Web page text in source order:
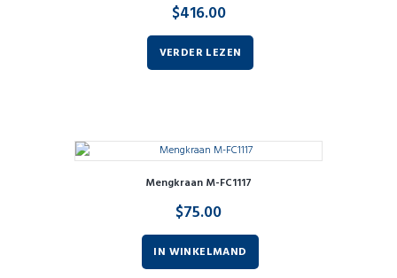
$416.00
VERDER LEZEN
Mengkraan M-FC1117
$75.00
IN WINKELMAND